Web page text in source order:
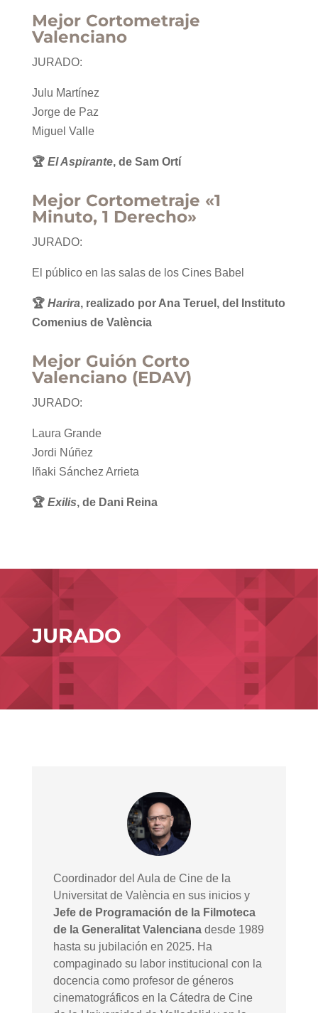
Mejor Cortometraje
Valenciano
JURADO:
Julu Martínez
Jorge de Paz
Miguel Valle
🏆 El Aspirante, de Sam Ortí
Mejor Cortometraje «1
Minuto, 1 Derecho»
JURADO:
El público en las salas de los Cines Babel
🏆 Harira, realizado por Ana Teruel, del Instituto
Comenius de València
Mejor Guión Corto
Valenciano (EDAV)
JURADO:
Laura Grande
Jordi Núñez
Iñaki Sánchez Arrieta
🏆 Exilis, de Dani Reina
JURADO
Coordinador del Aula de Cine de la
Universitat de València en sus inicios y
Jefe de Programación de la Filmoteca
de la Generalitat Valencianadesde 1989
hasta su jubilación en 2025. Ha
compaginado su labor institucional con la
docencia como profesor de géneros
cinematográficos en la Cátedra de Cine